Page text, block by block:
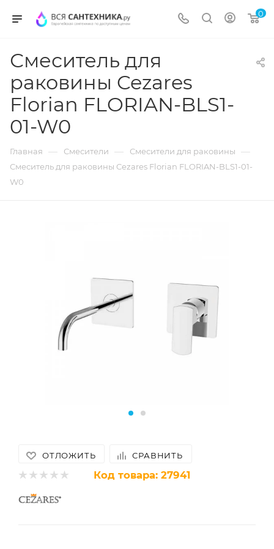
0
Смеситель для
раковины Cezares
Florian FLORIAN-BLS1-
01-W0
Главная — Смесители — Смесители для раковины —
Смеситель для раковины Cezares Florian FLORIAN-BLS1-01-
W0
ОТЛОЖИТЬ СРАВНИТЬ
Код товара: 27941